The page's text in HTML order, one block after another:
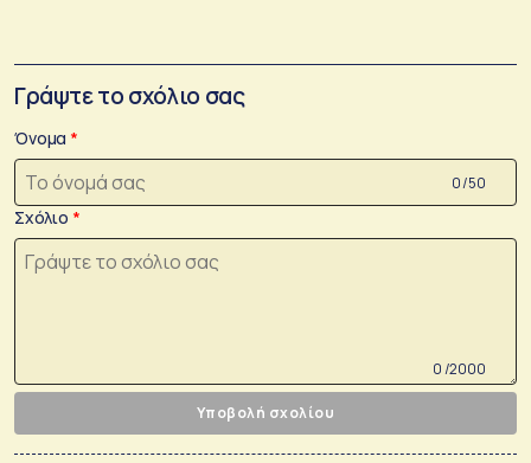
Γράψτε το σχόλιο σας
Όνομα
0 /50
Σχόλιο
0 /2000
Υποβολή σχολίου